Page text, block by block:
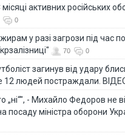
активних російських
0
у разі загрози під час
70 0
загинув від удару
12 людей постраждали.
„ні“", - Михайло Федоров не
посаду міністра оборони